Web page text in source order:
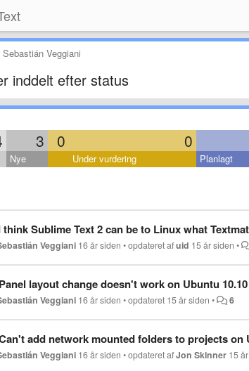
Sebastián Veggiani
inddelt efter status
3 0 0
Nye Under vurdering Planlagt
think Sublime Text 2 can be to Linux what
Veggiani 16 år siden •opdateret afuid 15 år siden •
Panel layout change doesn't work on Ubuntu 10.10
Veggiani 16 år siden •opdateret 15 år siden • 6
add network mounted folders to projects on
Veggiani 16 år siden •opdateret afJon Skinner 15